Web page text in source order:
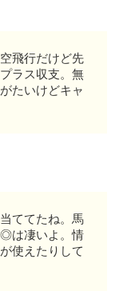
飛行だけど先
ラス収支。無
たいけどキャ
ててたね。馬
は凄いよ。情
使えたりして